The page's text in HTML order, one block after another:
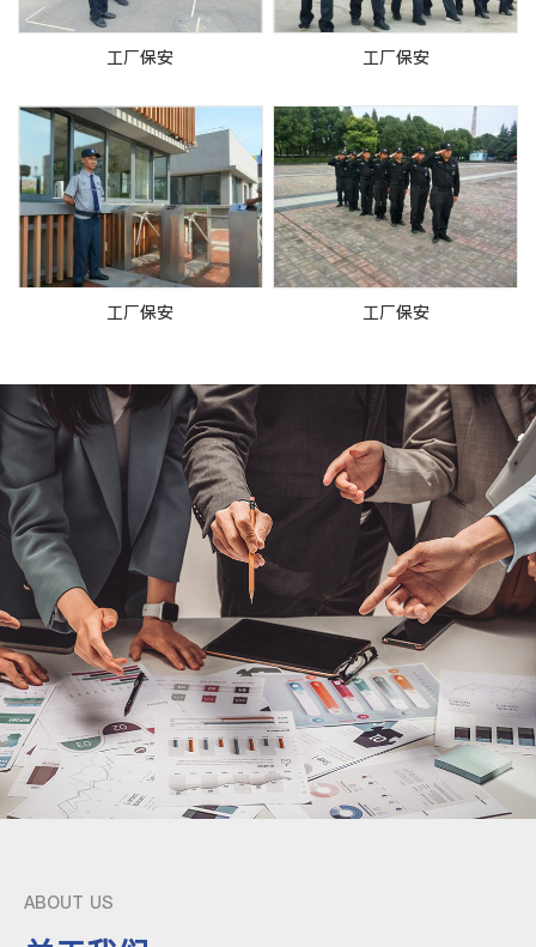
工厂保安 工厂保安
工厂保安 工厂保安
ABOUT US